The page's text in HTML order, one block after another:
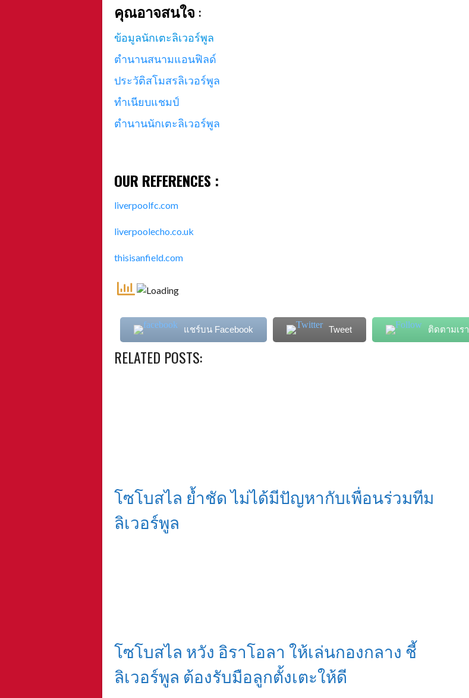
คุณอาจสนใจ :
ข้อมูลนักเตะลิเวอร์พูล
ตำนานสนามแอนฟิลด์
ประวัติสโมสรลิเวอร์พูล
ทำเนียบแชมป์
ตำนานนักเตะลิเวอร์พูล
OUR REFERENCES :
liverpoolfc.com
liverpoolecho.co.uk
thisisanfield.com
แชร์บน Facebook Tweet ติดตามเรา
RELATED POSTS:
โซโบสไล ย้ำชัด ไม่ได้มีปัญหากับเพื่อนร่วมทีม
ลิเวอร์พูล
โซโบสไล หวัง อิราโอลา ให้เล่นกองกลาง ชี้
ลิเวอร์พูล ต้องรับมือลูกตั้งเตะให้ดี